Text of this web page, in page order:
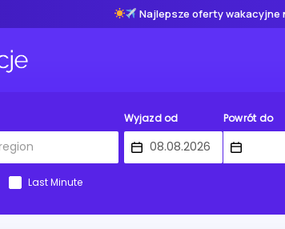
Najlepsze oferty wakacyjne
Wyjazd od Powrót do
Last Minute